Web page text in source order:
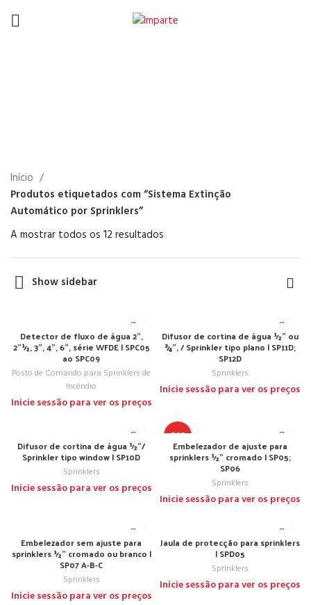
Início
Produtos etiquetados com “Sistema Extinção
Automático por Sprinklers”
A mostrar todos os 12 resultados
Show sidebar
Detector de fluxo de água 2”,
2”½, 3”, 4”, 6”, série WFDE | SPC05
ao SPC09
Posto de Comando para Sprinklers de
Incêndio
Inicie sessão para ver os preços
Difusor de cortina de água ½” ou
¾”, / Sprinkler tipo plano | SP11D;
SP12D
Sprinklers
Inicie sessão para ver os preços
Difusor de cortina de água ½”/
Sprinkler tipo window | SP10D
Sprinklers
Inicie sessão para ver os preços
TOP
Embelezador de ajuste para
sprinklers ½” cromado | SP05;
SP06
Sprinklers
Inicie sessão para ver os preços
Embelezador sem ajuste para
sprinklers ½” cromado ou branco |
SP07 A-B-C
Sprinklers
Inicie sessão para ver os preços
Jaula de protecção para sprinklers
| SPD05
Sprinklers
Inicie sessão para ver os preços